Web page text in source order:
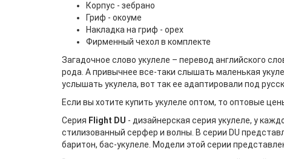
Корпус - зебрано
Гриф - окоуме
Накладка на гриф - орех
Фирменный чехол в комплекте
Загадочное слово укулеле – перевод английского
рода. А привычнее все-таки слышать маленькая
услышать укулела, вот так ее адаптировали под
Если вы хотите купить укулеле оптом, то оптовые
Серия Flight DU - дизайнерская серия укулеле, у
стилизованный серфер и волны. В серии DU
баритон, бас-укулеле. Модели этой серии